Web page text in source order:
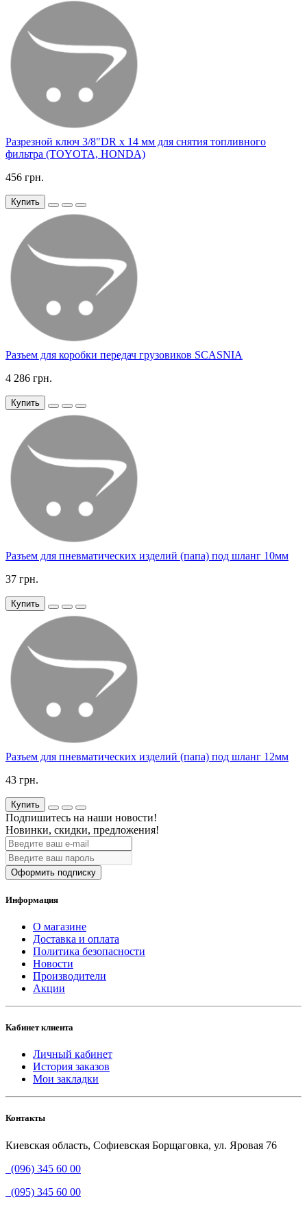
Разрезной ключ 3/8"DR х 14 мм для снятия топливного
фильтра (TOYOTA, HONDA)
456 грн.
Купить
Разъем для коробки передач грузовиков SCASNIA
4 286 грн.
Купить
Разъем для пневматических изделий (папа) под шланг 10мм
37 грн.
Купить
Разъем для пневматических изделий (папа) под шланг 12мм
43 грн.
Купить
Подпишитесь на наши новости!
Новинки, скидки, предложения!
Оформить подписку
Информация
О магазине
Доставка и оплата
Политика безопасности
Новости
Производители
Акции
Кабинет клиента
Личный кабинет
История заказов
Мои закладки
Контакты
Киевская область, Софиевская Борщаговка, ул. Яровая 76
(096) 345 60 00
(095) 345 60 00